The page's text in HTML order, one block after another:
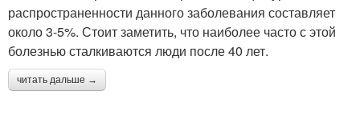
распространенности данного заболевания составляет
около 3-5%. Стоит заметить, что наиболее часто с этой
болезнью сталкиваются люди после 40 лет.
читать дальше →